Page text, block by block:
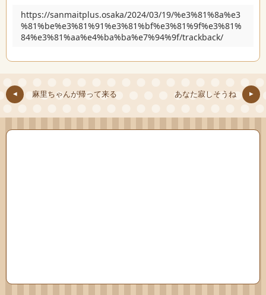
https://sanmaitplus.osaka/2024/03/19/%e3%81%8a%e3
%81%be%e3%81%91%e3%81%bf%e3%81%9f%e3%81%
84%e3%81%aa%e4%ba%ba%e7%94%9f/trackback/
麻里ちゃんが帰って来る あなた寂しそうね